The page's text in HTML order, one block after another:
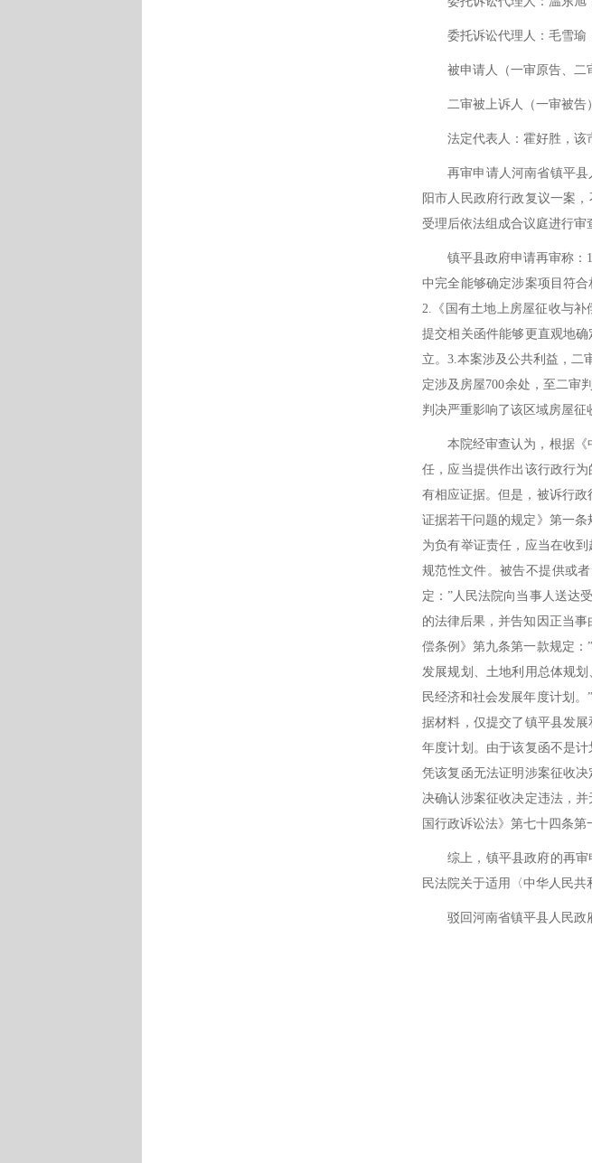
委托诉讼代理人：毛雪瑜
被申请人（一审原告、二
二审被上诉人（一审被告
法定代表人：霍好胜，该
再审申请人河南省镇平
阳市人民政府行政复议一案
受理后依法组成合议庭进行审
镇平县政府申请再审称：
中完全能够确定涉案项目符
2.《国有土地上房屋征收与
提交相关函件能够更直观地
立。3.本案涉及公共利益，二
定涉及房屋700余处，至二审
判决严重影响了该区域房屋征
本院经审查认为，根据
任，应当提供作出该行政行
有相应证据。但是，被诉行
证据若干问题的规定》第一
为负有举证责任，应当在收
规范性文件。被告不提供或
定：”人民法院向当事人送达
的法律后果，并告知因正当
偿条例》第九条第一款规定
发展规划、土地利用总体规
民经济和社会发展年度计划
据材料，仅提交了镇平县发
年度计划。由于该复函不是
凭该复函无法证明涉案征收
决确认涉案征收决定违法，
国行政诉讼法》第七十四条第
综上，镇平县政府的再
民法院关于适用〈中华人民
驳回河南省镇平县人民政